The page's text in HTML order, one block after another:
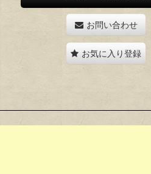
お問い合わせ
お気に入り登録